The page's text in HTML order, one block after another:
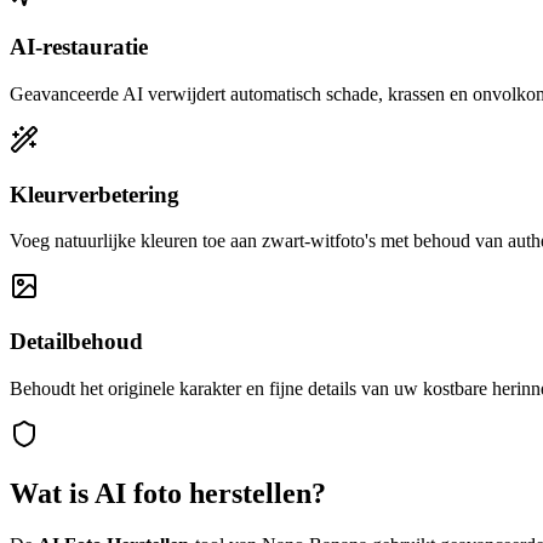
AI-restauratie
Geavanceerde AI verwijdert automatisch schade, krassen en
Kleurverbetering
Voeg natuurlijke kleuren toe aan zwart-witfoto's met behoud van
Detailbehoud
Behoudt het originele karakter en fijne details van uw kostbare
Wat is AI foto herstellen?